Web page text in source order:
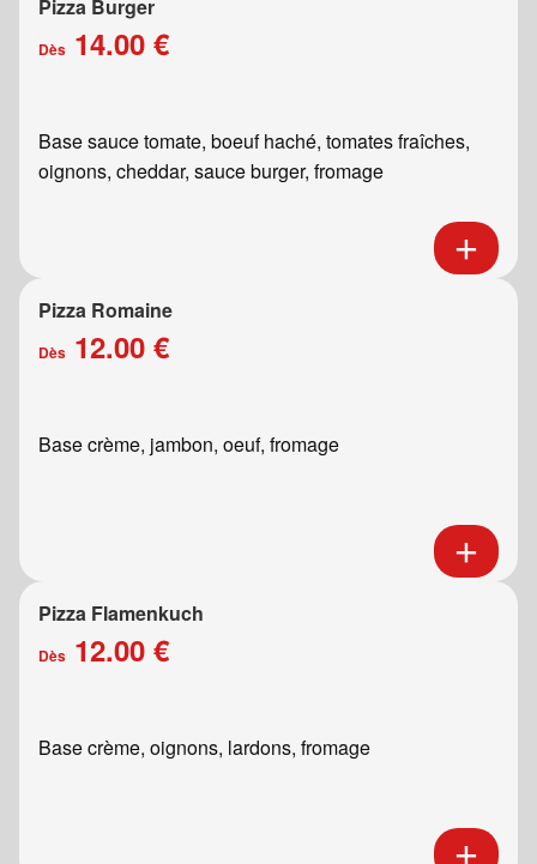
Pizza Burger
Dès 14.00 €
Base sauce tomate, boeuf haché, tomates fraîches,
oignons, cheddar, sauce burger, fromage
Pizza Romaine
Dès 12.00 €
Base crème, jambon, oeuf, fromage
Pizza Flamenkuch
Dès 12.00 €
Base crème, oignons, lardons, fromage